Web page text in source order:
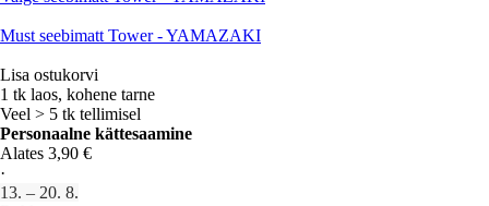
Must seebimatt Tower - YAMAZAKI
Lisa ostukorvi
1 tk laos, kohene tarne
Veel > 5 tk tellimisel
Personaalne kättesaamine
Alates 3,90 €
·
13. – 20. 8.